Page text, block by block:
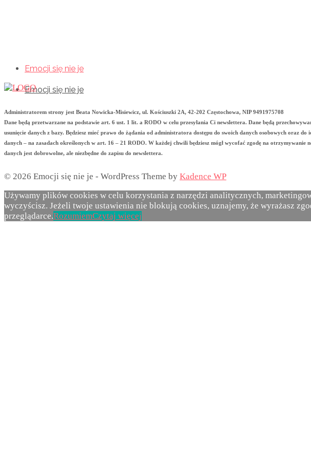
Emocji się nie je
Emocji się nie je
Administratorem strony jest Beata Nowicka-Misiewicz, ul. Kościuszki 2A, 42-202 Częstochowa, NIP 9491975708
Dane będą przetwarzane na podstawie art. 6 ust. 1 lit. a RODO w celu przesyłania Ci newslettera. Dane będą
usunięcie danych z bazy. Będziesz mieć prawo do żądania od administratora dostępu do swoich danych osobowych oraz
danych – na zasadach określonych w art. 16 – 21 RODO. W każdej chwili będziesz mógł wycofać zgodę na otrzymywanie
danych jest dobrowolne, ale niezbędne do zapisu do newslettera.
© 2026 Emocji się nie je - WordPress Theme by Kadence WP
Używamy plików cookies w celu korzystania z narzędzi analitycznych,
wyczyścisz. Jeżeli twoje ustawienia nie blokują cookies, uznajemy, że wyrażasz
przeglądarce.RozumiemCzytaj więcej